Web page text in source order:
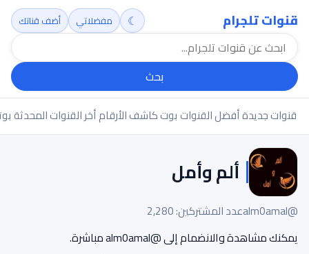
قنوات تلجرام
بحث
☾ مفضلاتي أضف قناتك
قنوات جديدةأفضل القنواتبوت كاشف الأرقامأخر القنوات المحدثة
ألم وأمل
@alm0amal
عدد المشتركين: 2,280
يمكنك مشاهدة والانضمام إلى @alm0amal مباشرة.